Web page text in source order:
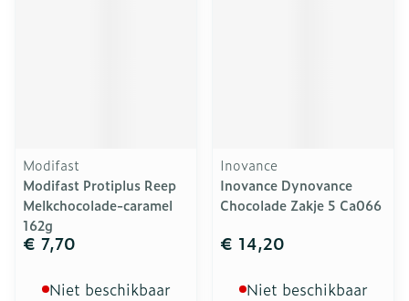
Modifast
Modifast Protiplus Reep
Melkchocolade-caramel
162g
€ 7,70
Niet beschikbaar
Inovance
Inovance Dynovance
Chocolade Zakje 5 Ca066
€ 14,20
Niet beschikbaar